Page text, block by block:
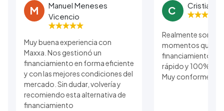
M
Manuel Meneses
Vicencio
Muy buena experiencia con
Maxxa. Nos gestionó un
financiamiento en forma eficiente
y con las mejores condiciones del
mercado. Sin dudar, volvería y
recomiendo esta alternativa de
financiamiento
C Cristian
Realmente son
momentos que se
financiamiento. El
rápido y 100%
Muy conforme